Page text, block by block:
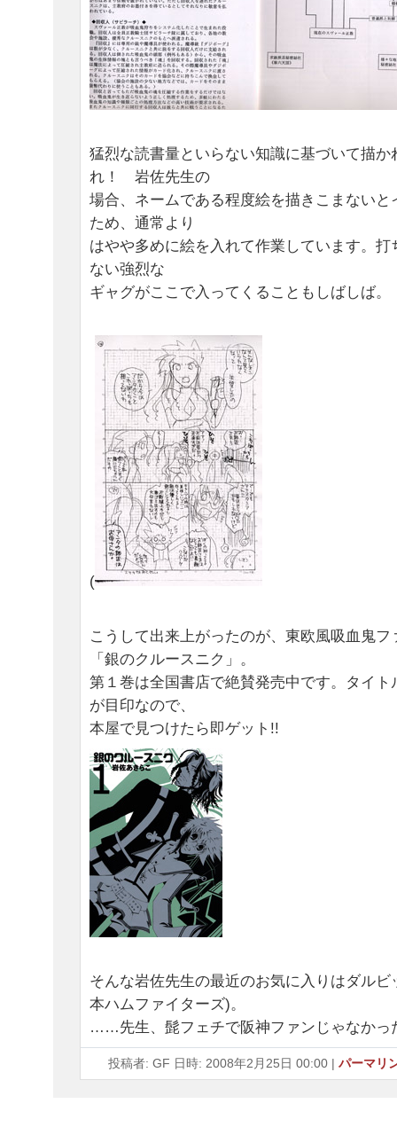
猛烈な読書量といらない知識に基づいて描か
れ！ 岩佐先生の
場合、ネームである程度絵を描きこまないと
ため、通常より
はやや多めに絵を入れて作業しています。
ない強烈な
ギャグがここで入ってくることもしばしば。
(
こうして出来上がったのが、東欧風吸血鬼フ
「銀のクルースニク」。
第１巻は全国書店で絶賛発売中です。タイト
が目印なので、
本屋で見つけたら即ゲット!!
そんな岩佐先生の最近のお気に入りはダル
本ハムファイターズ)。
……先生、髭フェチで阪神ファンじゃなかっ
投稿者: GF 日時: 2008年2月25日 00:00 | パーマリ